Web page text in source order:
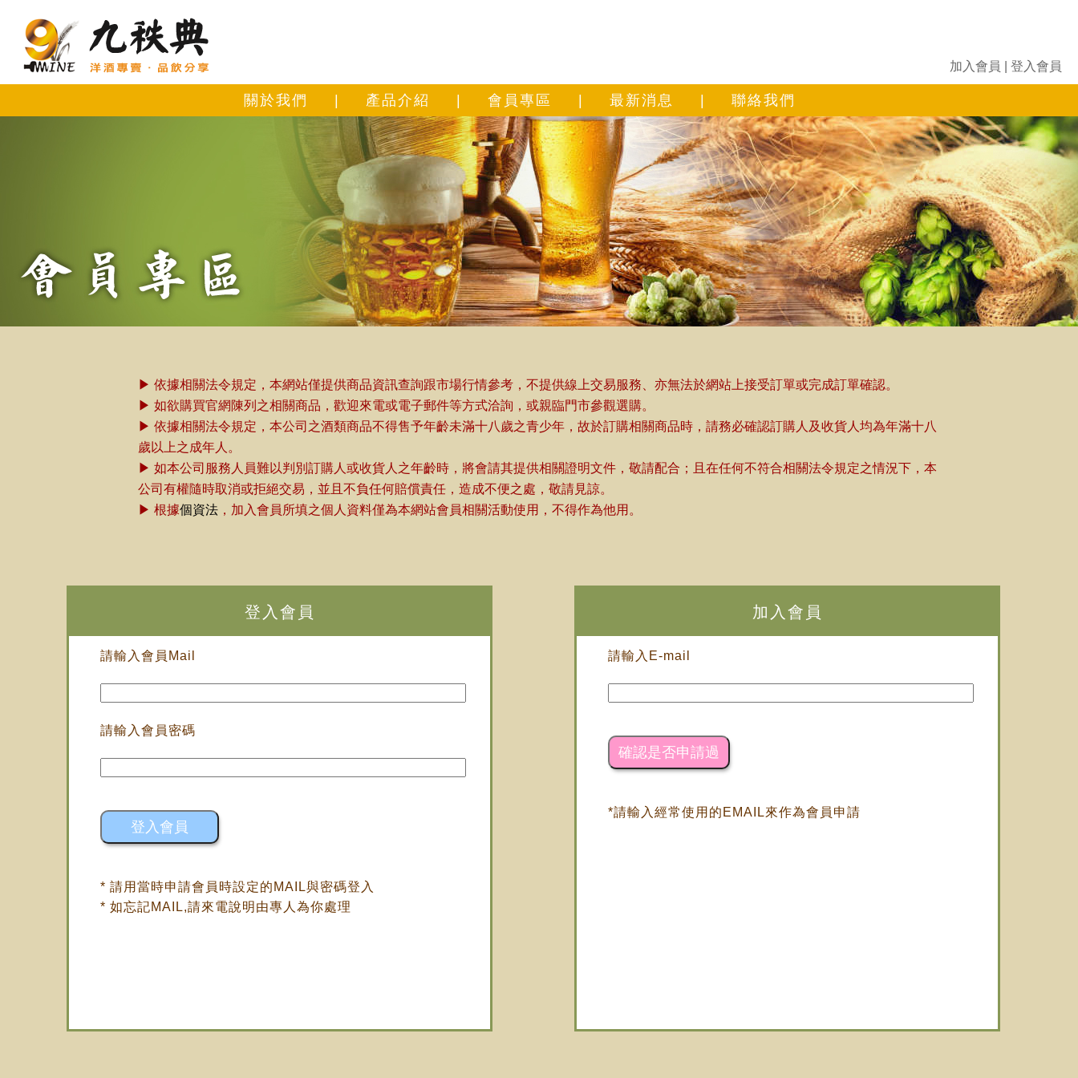
加入會員 登入會員
關於我們 產品介紹 會員專區 最新消息 聯絡我們
▶ 依據相關法令規定，本網站僅提供商品資訊查詢跟市場行情參考，不提供線上交易服務、亦無法於網站上接受訂單或完成訂單確認。
▶ 如欲購買官網陳列之相關商品，歡迎來電或電子郵件等方式洽詢，或親臨門市參觀選購。
▶ 依據相關法令規定，本公司之酒類商品不得售予年齡未滿十八歲之青少年，故於訂購相關商品時，請務必確認訂購人及收貨人均為年滿十八
歲以上之成年人。
▶ 如本公司服務人員難以判別訂購人或收貨人之年齡時，將會請其提供相關證明文件，敬請配合；且在任何不符合相關法令規定之情況下，本
公司有權隨時取消或拒絕交易，並且不負任何賠償責任，造成不便之處，敬請見諒。
▶ 根據個資法 ，加入會員所填之個人資料僅為本網站會員相關活動使用，不得作為他用。
登入會員
請輸入會員Mail
請輸入會員密碼
* 請用當時申請會員時設定的MAIL與密碼登入
* 如忘記MAIL,請來電說明由專人為你處理
加入會員
請輸入E-mail
*請輸入經常使用的EMAIL來作為會員申請